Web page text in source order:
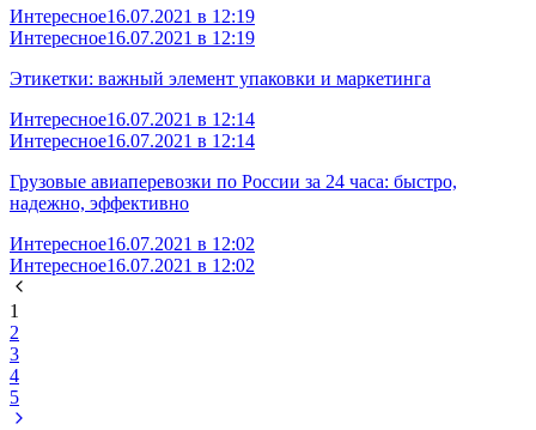
Интересное16.07.2021 в 12:19
Интересное16.07.2021 в 12:19
Этикетки: важный элемент упаковки и маркетинга
Интересное16.07.2021 в 12:14
Интересное16.07.2021 в 12:14
Грузовые авиаперевозки по России за 24 часа: быстро,
надежно, эффективно
Интересное16.07.2021 в 12:02
Интересное16.07.2021 в 12:02
1
2
3
4
5